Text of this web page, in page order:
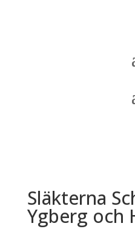
Släkterna
Ygberg och